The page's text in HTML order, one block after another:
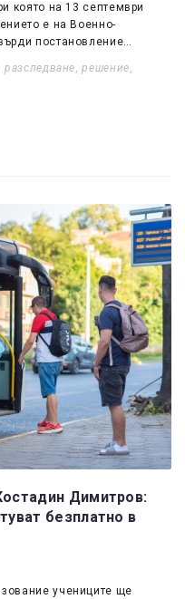
която на 13 септември
е на Военно-
постановление…
,разследване,решение,
Димитров:
безплатно в
учениците ще